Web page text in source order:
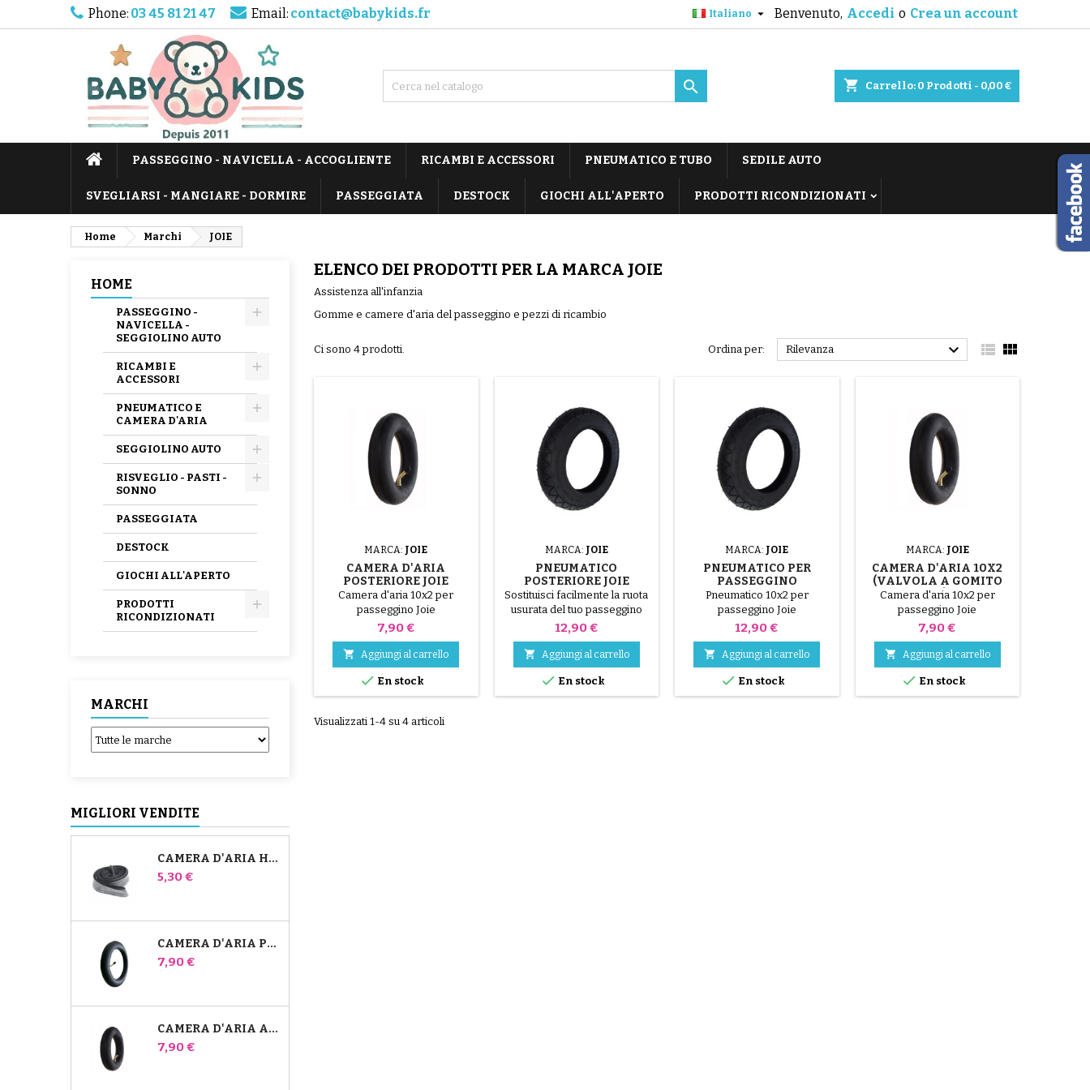
Phone: 03 45 81 21 47 Email: contact@babykids.fr Benvenuto, Accedi o Crea un account
Italiano 
shopping_cart Carrello: 0 Prodotti - 0,00 €

PASSEGGINO - NAVICELLA - ACCOGLIENTE RICAMBI E ACCESSORI PNEUMATICO E TUBO SEDILE AUTO
SVEGLIARSI - MANGIARE - DORMIRE PASSEGGIATA DESTOCK GIOCHI ALL'APERTO PRODOTTI RICONDIZIONATI
Home Marchi JOIE
HOME
PASSEGGINO -
NAVICELLA -
SEGGIOLINO AUTO
RICAMBI E
ACCESSORI
PNEUMATICO E
CAMERA D'ARIA
SEGGIOLINO AUTO
RISVEGLIO - PASTI -
SONNO
PASSEGGIATA
DESTOCK
GIOCHI ALL'APERTO
PRODOTTI
RICONDIZIONATI
MARCHI
MIGLIORI VENDITE
CAMERA D'ARIA HIGH TREK BÉBÉ CONFORT
Prezzo
5,30 €
CAMERA D'ARIA PER PASSEGGINO JANÉ SLALOM PRO E POWERTWIN
Prezzo
7,90 €
CAMERA D'ARIA ANTERIORE DEL PASSEGGINO BUGABOO DONKEY
Prezzo
7,90 €
ELENCO DEI PRODOTTI PER LA MARCA JOIE
Assistenza all'infanzia
Gomme e camere d'aria del passeggino e pezzi di ricambio
Ci sono 4 prodotti. Ordina per: Rilevanza   
MARCA: JOIE
CAMERA D'ARIA
POSTERIORE JOIE
MYTRAX 4 AIR -
LITETRAX
Camera d'aria 10x2 per
passeggino Joie
Prezzo
7,90 €
 Aggiungi al carrello
 En stock
MARCA: JOIE
PNEUMATICO
POSTERIORE JOIE
MYTRAX 4 AIR -
LITETRAX
Sostituisci facilmente la ruota
usurata del tuo passeggino
con questa ruota posteriore
di ricambio originale da 10x2
pollici, compatibile con i
modelli Joie Mytrax 4 Air e
Litetrax. Prodotto nuovo.
Attenzione: camera d'aria non
Prezzo
12,90 €
 Aggiungi al carrello
 En stock
MARCA: JOIE
PNEUMATICO PER
PASSEGGINO
POSTERIORE JOIE
MYTRAX FLEX
SIGNATURE - PEZZO DI
RICAMBIO MISURA 10X2
Pneumatico 10x2 per
passeggino Joie
Prezzo
12,90 €
 Aggiungi al carrello
 En stock
MARCA: JOIE
CAMERA D'ARIA 10X2
(VALVOLA A GOMITO
45X45°) PER
PASSEGGINO JOIE
MYTRAX FLEX
SIGNATURE
Camera d'aria 10x2 per
passeggino Joie
Prezzo
7,90 €
 Aggiungi al carrello
 En stock
Visualizzati 1-4 su 4 articoli